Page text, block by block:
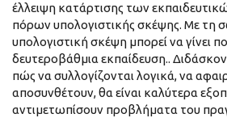
έλλειψη κατάρτισης των
πόρων υπολογιστικής σκέψης. Με τη
υπολογιστική σκέψη μπορεί να γίνει
δευτεροβάθμια εκπαίδευση..
πώς να συλλογίζονται λογικά, να
αποσυνθέτουν, θα είναι καλύτερα
αντιμετωπίσουν προβλήματα του